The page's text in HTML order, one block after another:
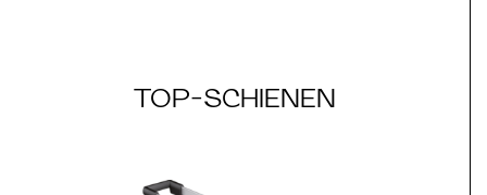
TOP-SCHIENEN